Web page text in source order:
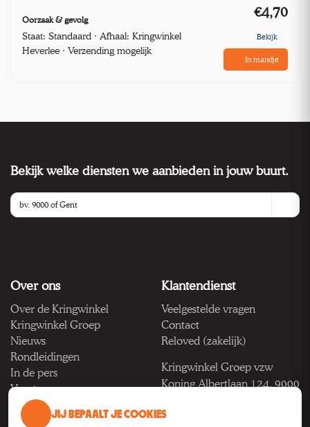
Oorzaak & gevolg
Staat: Standaard · Afhaal: Kringwinkel
Heverlee · Verzending mogelijk
€4,70
Bekijk
In mandje
Bekijk welke diensten we aanbieden in jouw buurt.
Over ons
Over de Kringwinkel
Kringwinkel Groep
Nieuws
Rondleidingen
In de pers
Vacatures
Klantendienst
Veelgestelde vragen
Contact
Reloved (zakelijk)
Kringwinkel Groep vzw
Koning Albertlaan 124, 9000
BTW BE 1033.922.208
JIJ BEPAALT JE COOKIES